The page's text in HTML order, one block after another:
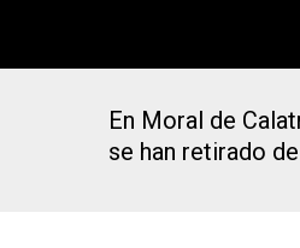
En Moral de
se han retirado